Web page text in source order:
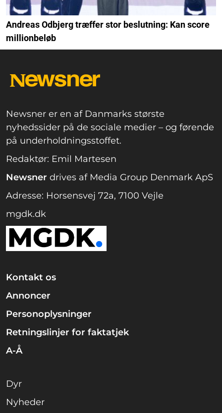
Andreas Odbjerg træffer stor beslutning: Kan score
millionbeløb
Newsner er en af Danmarks største
nyhedssider på de sociale medier – og førende
på underholdningsstoffet.
Redaktør: Emil Martesen
Newsner drives af Media Group Denmark ApS
Adresse: Horsensvej 72a, 7100 Vejle
mgdk.dk
Kontakt os
Annoncer
Personoplysninger
Retningslinjer for faktatjek
A-Å
Dyr
Nyheder